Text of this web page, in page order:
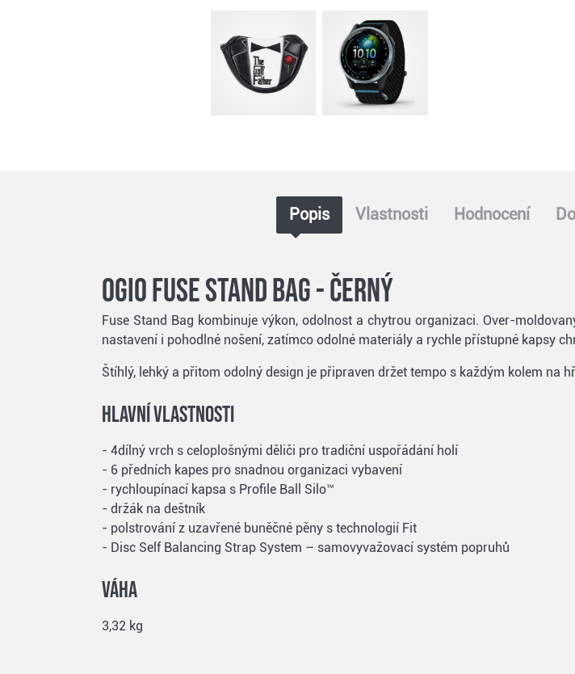
Popis Vlastnosti Hodnocení
Ogio Fuse stand bag - černý
Fuse Stand Bag kombinuje výkon, odolnost a chytrou organizaci. Over-
nastavení i pohodlné nošení, zatímco odolné materiály a rychle přístupné kapsy
Štíhlý, lehký a přitom odolný design je připraven držet tempo s každým kolem na
Hlavní vlastnosti
- 4dílný vrch s celoplošnými děliči pro tradiční uspořádání holí
- 6 předních kapes pro snadnou organizaci vybavení
- rychloupínací kapsa s Profile Ball Silo™
- držák na deštník
- polstrování z uzavřené buněčné pěny s technologií Fit
- Disc Self Balancing Strap System – samovyvažovací systém popruhů
Váha
3,32 kg